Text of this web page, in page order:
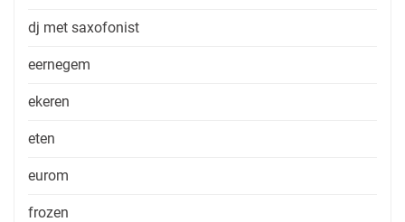
dj met saxofonist
eernegem
ekeren
eten
eurom
frozen